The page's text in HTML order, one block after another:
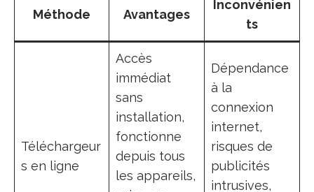
Méthode Avantages
Inconvénien
ts
Téléchargeur
s en ligne
Accès
immédiat
sans
installation,
fonctionne
depuis tous
les appareils,
Dépendance
à la
connexion
internet,
risques de
publicités
intrusives,